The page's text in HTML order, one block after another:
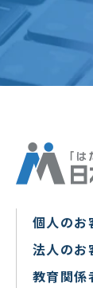
個人のお
法人のお
教育関係